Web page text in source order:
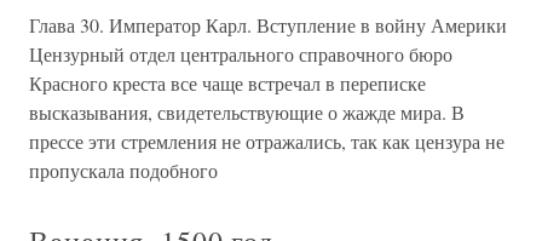
Глава 30. Император Карл. Вступление в войну Америки
Цензурный отдел центрального справочного бюро
Красного креста все чаще встречал в переписке
высказывания, свидетельствующие о жажде мира. В
прессе эти стремления не отражались, так как цензура не
пропускала подобного